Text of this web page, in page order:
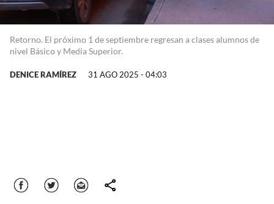
Retorno. El próximo 1 de septiembre regresan a clases alumnos de
nivel Básico y Media Superior.
DENICE RAMÍREZ 31 AGO 2025 - 04:03
Facebook Twitter Correo comparte